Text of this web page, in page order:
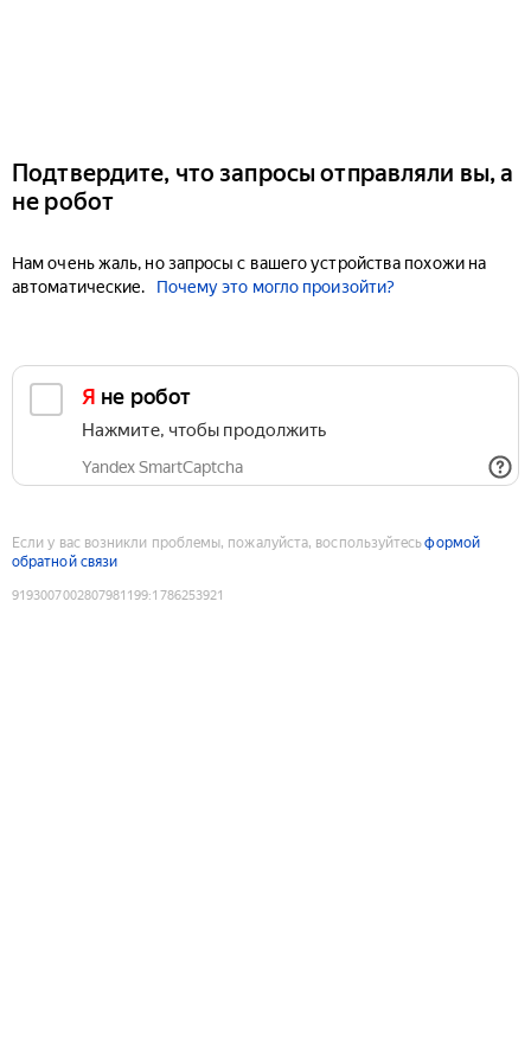
Подтвердите, что запросы отправляли вы, а
не робот
Нам очень жаль, но запросы с вашего устройства похожи на
автоматические.
Почему это могло произойти?
Я не робот
Нажмите, чтобы продолжить
Yandex SmartCaptcha
Если у вас возникли проблемы, пожалуйста, воспользуйтесьформой
обратной связи
9193007002807981199:1786253921